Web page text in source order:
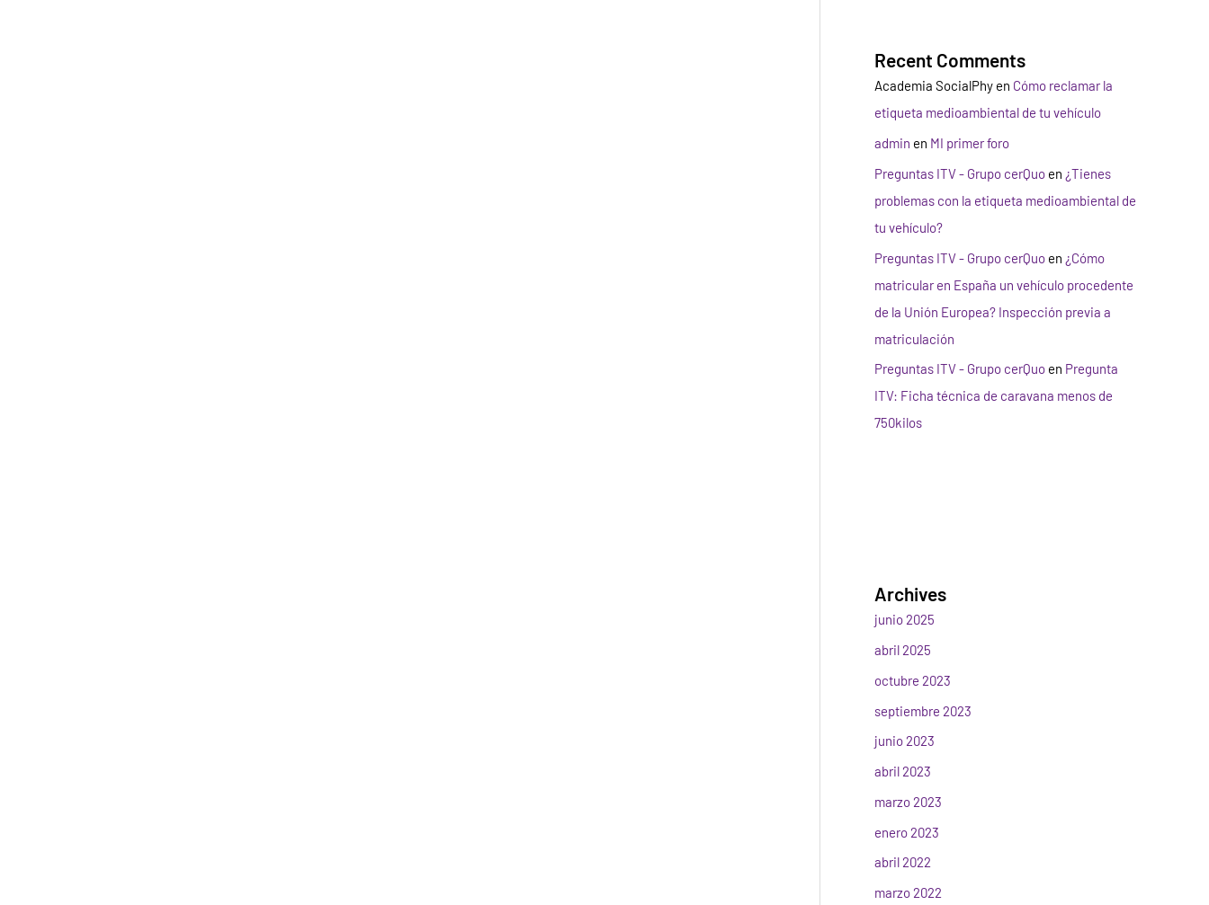
Recent Comments
Academia SocialPhy en Cómo reclamar la
etiqueta medioambiental de tu vehículo
admin en MI primer foro
Preguntas ITV - Grupo cerQuo en ¿Tienes
problemas con la etiqueta medioambiental de
tu vehículo?
Preguntas ITV - Grupo cerQuo en ¿Cómo
matricular en España un vehículo procedente
de la Unión Europea? Inspección previa a
matriculación
Preguntas ITV - Grupo cerQuo en Pregunta
ITV: Ficha técnica de caravana menos de
750kilos
Archives
junio 2025
abril 2025
octubre 2023
septiembre 2023
junio 2023
abril 2023
marzo 2023
enero 2023
abril 2022
marzo 2022